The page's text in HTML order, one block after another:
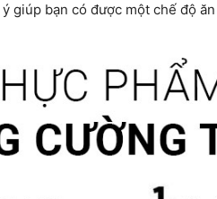
giúp bạn có được một chế độ